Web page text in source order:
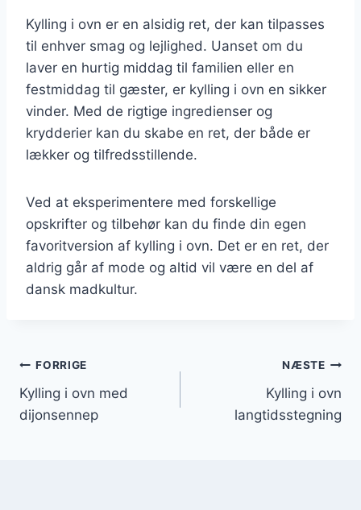
Kylling i ovn er en alsidig ret, der kan tilpasses
til enhver smag og lejlighed. Uanset om du
laver en hurtig middag til familien eller en
festmiddag til gæster, er kylling i ovn en sikker
vinder. Med de rigtige ingredienser og
krydderier kan du skabe en ret, der både er
lækker og tilfredsstillende.
Ved at eksperimentere med forskellige
opskrifter og tilbehør kan du finde din egen
favoritversion af kylling i ovn. Det er en ret, der
aldrig går af mode og altid vil være en del af
dansk madkultur.
Indlægsnavigation
FORRIGE
Kylling i ovn med
dijonsennep
NÆSTE
Kylling i ovn
langtidsstegning